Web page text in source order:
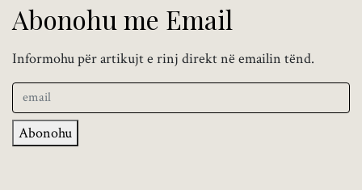
Abonohu me Email
Informohu për artikujt e rinj direkt në emailin tënd.
Abonohu